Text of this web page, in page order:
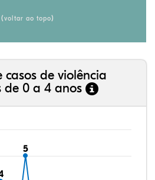
(voltar ao topo)
casos de violência
de 0 a 4 anos
5
5